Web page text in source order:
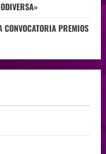
CONVOCATORIA PREMIOS